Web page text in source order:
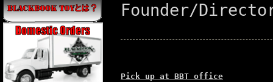
Founder/
Pick up at BBT office